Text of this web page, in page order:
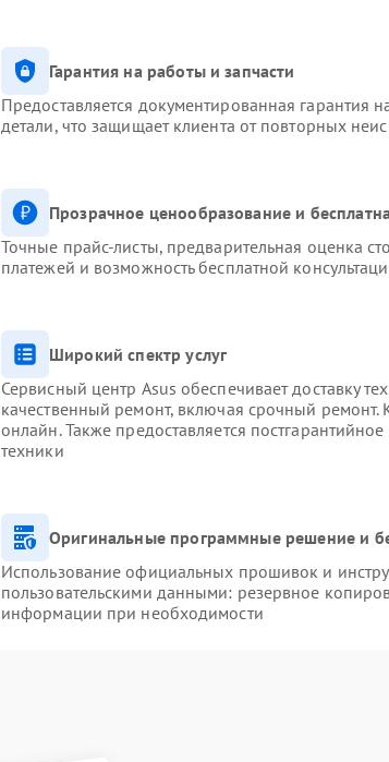
Гарантия на работы и запчасти
Предоставляется документированная
детали, что защищает клиента от повторных
Прозрачное ценообразование и
Точные прайс-листы, предварительная оценка
платежей и возможность бесплатной
Широкий спектр услуг
Сервисный центр Asus обеспечивает доставку
качественный ремонт, включая срочный ремонт.
онлайн. Также предоставляется
техники
Оригинальные программные решение и
Использование официальных прошивок и
пользовательскими данными: резервное
информации при необходимости